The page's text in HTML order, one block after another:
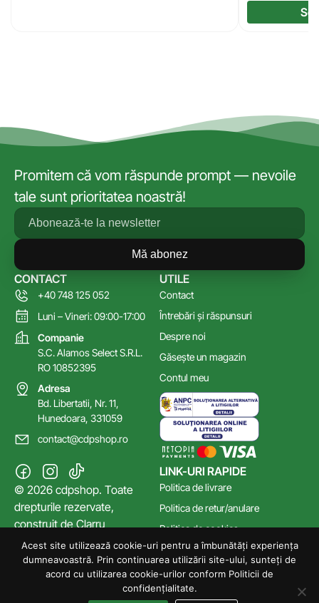
Promitem că vom răspunde prompt — nevoile
tale sunt prioritatea noastră!
Mă abonez
LINK-URI RAPIDE
Politica de livrare
Politica de retur/anulare
Politica de cookies
Poltica de confidențialitate
Termeni și Condiții
UTILE
Contact
Întrebări și răspunsuri
Despre noi
Găsește un magazin
Contul meu
CONTACT
+40 748 125 052
Luni – Vineri: 09:00-17:00
Companie
S.C. Alamos Select S.R.L.
RO 10852395
Adresa
Bd. Libertatii, Nr. 11,
Hunedoara, 331059
contact@cdpshop.ro
© 2026 cdpshop. Toate
drepturile rezervate,
construit deClarru
Acest site utilizează cookie-uri pentru a îmbunătăți experiența
dumneavoastră. Prin continuarea utilizării site-ului, sunteți de
acord cu utilizarea cookie-urilor conform Politicii de
confidențialitate.